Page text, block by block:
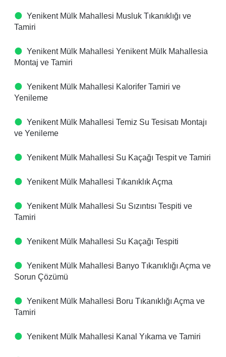
Yenikent Mülk Mahallesi Musluk Tıkanıklığı ve
Tamiri
Yenikent Mülk Mahallesi Yenikent Mülk Mahallesia
Montaj ve Tamiri
Yenikent Mülk Mahallesi Kalorifer Tamiri ve
Yenileme
Yenikent Mülk Mahallesi Temiz Su Tesisatı Montajı
ve Yenileme
Yenikent Mülk Mahallesi Su Kaçağı Tespit ve Tamiri
Yenikent Mülk Mahallesi Tıkanıklık Açma
Yenikent Mülk Mahallesi Su Sızıntısı Tespiti ve
Tamiri
Yenikent Mülk Mahallesi Su Kaçağı Tespiti
Yenikent Mülk Mahallesi Banyo Tıkanıklığı Açma ve
Sorun Çözümü
Yenikent Mülk Mahallesi Boru Tıkanıklığı Açma ve
Tamiri
Yenikent Mülk Mahallesi Kanal Yıkama ve Tamiri